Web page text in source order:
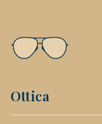
Ottica